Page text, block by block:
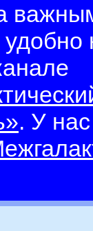
. У